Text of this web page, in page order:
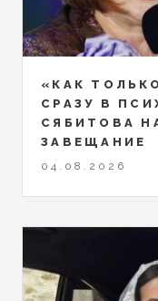
«КАК
СРАЗУ В
СЯБИТОВА
ЗАВЕЩАНИЕ
04.08.2026